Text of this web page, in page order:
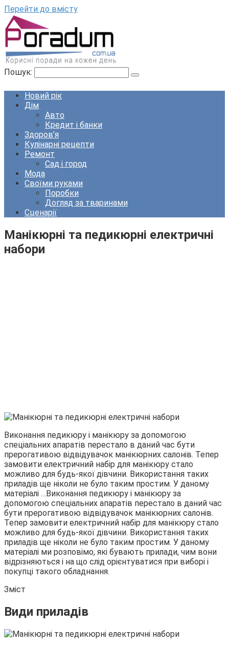
Перейти до вмісту
Пошук:
Новий рік
Дім
Авто
Кредит і банки
Здоров’я
Кулінарні рецепти
Ремонт
Сад і город
Мода
Своїми руками
Поробки
Догляд за тваринами
Сценарії
Манікюрні та педикюрні електричні
набори
Виконання педикюру і манікюру за допомогою
спеціальних апаратів перестало в даний час бути
прерогативою відвідувачок манікюрних салонів. Тепер
замовити електричний набір для манікюру стало
можливо для будь-якої дівчини. Використання таких
приладів ще ніколи не було таким простим. У даному
матеріалі …Виконання педикюру і манікюру за
допомогою спеціальних апаратів перестало в даний час
бути прерогативою відвідувачок манікюрних салонів.
Тепер замовити електричний набір для манікюру стало
можливо для будь-якої дівчини. Використання таких
приладів ще ніколи не було таким простим. У даному
матеріалі ми розповімо, які бувають прилади, чим вони
відрізняються і на що слід орієнтуватися при виборі і
покупці такого обладнання.
Зміст
Види приладів